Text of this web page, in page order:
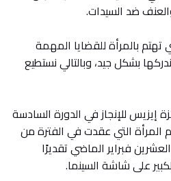
ضد السيدات.
تهتم بالمرأة للقضايا المهمة
بشكل جيد، وبالتالي نستطيع
إيزيس للإنجاز في الدورة السادسة
المرأة التي عقدت في الفترة من
فبراير الماضي تقديرًا
على شاشة السينما.